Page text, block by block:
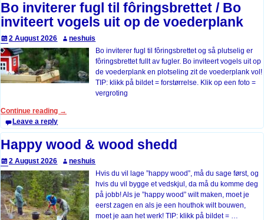
Bo inviterer fugl til fôringsbrettet / Bo
inviteert vogels uit op de voederplank
2 August 2026
neshuis
Bo inviterer fugl til fôringsbrettet og så plutselig er
fôringsbrettet fullt av fugler. Bo inviteert vogels uit op
de voederplank en plotseling zit de voederplank vol!
TIP: klikk på bildet = forstørrelse. Klik op een foto =
vergroting
Continue reading →
Leave a reply
Happy wood & wood shedd
2 August 2026
neshuis
Hvis du vil lage ”happy wood”, må du sage først, og
hvis du vil bygge et vedskjul, da må du komme deg
på jobb! Als je ”happy wood” wilt maken, moet je
eerst zagen en als je een houthok wilt bouwen,
moet je aan het werk! TIP: klikk på bildet = …